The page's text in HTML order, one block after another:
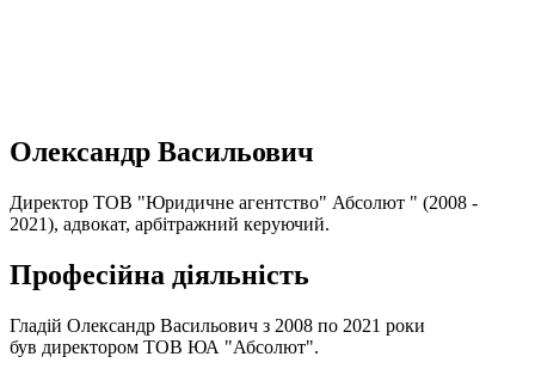
Олександр Васильович
Директор ТОВ "Юридичне агентство" Абсолют " (2008 -
2021), адвокат, арбітражний керуючий.
Професійна діяльність
Гладій Олександр Васильович з 2008 по 2021 роки
був директором ТОВ ЮА "Абсолют".